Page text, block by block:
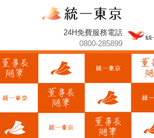
24H免費服務電話
0800-285899